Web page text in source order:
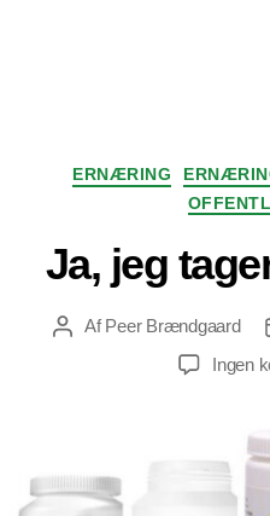
ERNÆRING
Ja, jeg
Indlægsforfatter
AfPeer Brændgaard
Ingen